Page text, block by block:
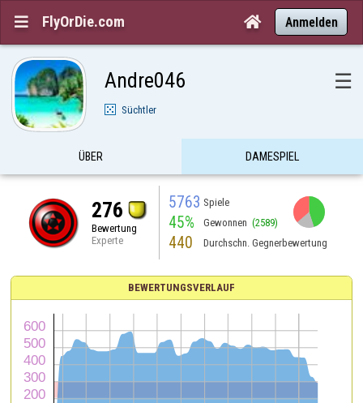
 FlyOrDie.com  Anmelden
Andre046 ☰
Süchtler
ÜBER DAMESPIEL
276
Bewertung
Experte
5763 Spiele
45% Gewonnen (2589)
440 Durchschn. Gegnerbewertung
BEWERTUNGSVERLAUF